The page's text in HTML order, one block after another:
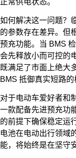
正常供电状态。
如何解决这一问题？
的参数存在差异。但
预充功能。当 BMS
会先释放小而可控的
既满足了市面上绝大
BMS 抵御真实短路的
对于电动车爱好者和
一款配备先进预充功
的前提下确保稳定运
电池在电动出行领域
能，将始终是在坚守